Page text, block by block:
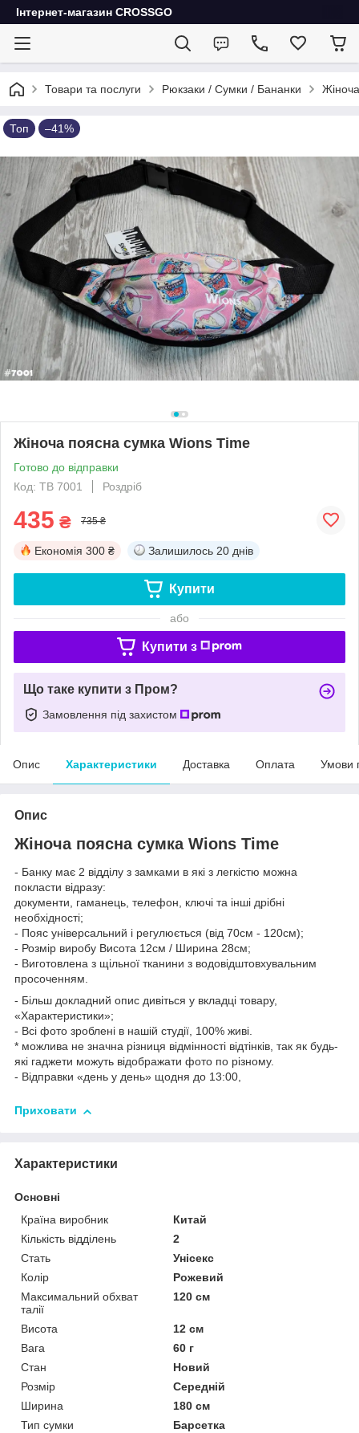
Інтернет-магазин CROSSGO
Товари та послуги Рюкзаки / Сумки / Бананки
Топ –41%
Жіноча поясна сумка Wions Time
Готово до відправки
Код: TB 7001
Роздріб
435 ₴ 735 ₴
Економія 300 ₴ Залишилось 20 днів
Купити
або
Купити з
Що таке купити з Пром?
Замовлення під захистом
Опис Характеристики Доставка Оплата Умови
Опис
Жіноча поясна сумка Wions Time
- Банку має 2 відділу з замками в які з легкістю можна
покласти відразу:
документи, гаманець, телефон, ключі та інші дрібні
необхідності;
- Пояс універсальний і регулюється (від 70см - 120см);
- Розмір виробу Висота 12см / Ширина 28см;
- Виготовлена з щільної тканини з водовідштовхувальним
просоченням.
- Більш докладний опис дивіться у вкладці товару,
«Характеристики»;
- Всі фото зроблені в нашій студії, 100% живі.
* можлива не значна різниця відмінності відтінків, так як будь-
які гаджети можуть відображати фото по різному.
- Відправки «день у день» щодня до 13:00,
Приховати
Характеристики
Основні
Країна виробник
Китай
Кількість відділень
2
Стать
Унісекс
Колір
Рожевий
Максимальний обхват
талії
120 см
Висота
12 см
Вага
60 г
Стан
Новий
Розмір
Середній
Ширина
180 см
Тип сумки
Барсетка